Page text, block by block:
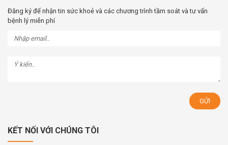
Đăng ký để nhận tin sức khoẻ và các chương trình tầm soát và tư vấn
bệnh lý miễn phí
KẾT NỐI VỚI CHÚNG TÔI